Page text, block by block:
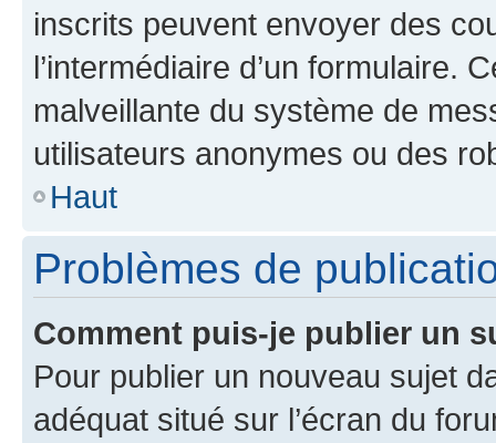
inscrits peuvent envoyer des
l’intermédiaire d’un formulaire.
malveillante du système de
utilisateurs anonymes ou des
Haut
Problèmes de
Comment puis-je publier un
Pour publier un nouveau sujet
adéquat situé sur l’écran du